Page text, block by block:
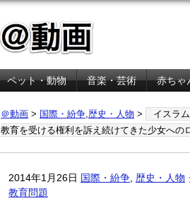
ペット・動物 音楽・芸術 赤ちゃ
＠動画 > 国際・紛争,歴史・人物 >
イスラ
教育を受ける権利を訴え続けてきた少女へ
2014年1月26日 国際・紛争 歴史・人物
教育問題